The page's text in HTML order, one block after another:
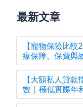
最新文章
【寵物保險比
療保障、保費與
【大額私人貸
數 | 極低實際年